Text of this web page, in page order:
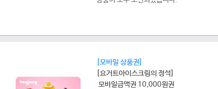
[모바일 상품권]
[요거트아이스크림의 정석]
모바일금액권 10,000원권